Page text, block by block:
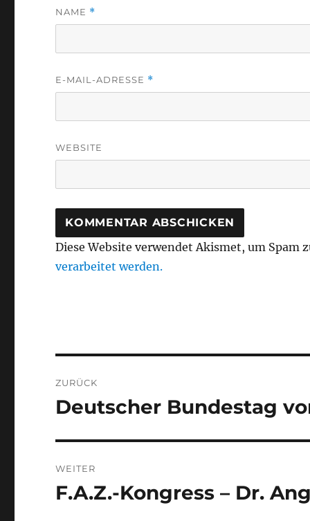
NAME *
E-MAIL-ADRESSE *
WEBSITE
Diese Website verwendet Akismet, um Spam
verarbeitet werden.
ZURÜCK
Vorheriger
Deutscher Bundestag
WEITER
Nächster
F.A.Z.-Kongress – Dr.